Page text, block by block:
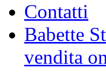
Contatti
Babette
vendita